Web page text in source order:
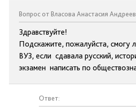
Вопрос от Власова Анастасия
Здравствуйте!
Подскажите, пожалуйста, смогу
ВУЗ, если сдавала русский,
экзамен написать по
Ответ: